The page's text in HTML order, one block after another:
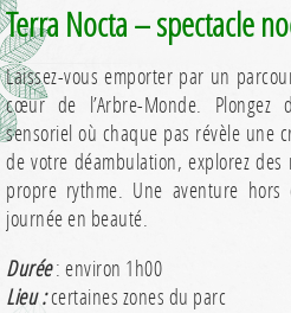
Terra Nocta – spectacle
Laissez-vous emporter par un
cœur de l’Arbre-Monde.
sensoriel où chaque pas révèle une
de votre déambulation, explorez
propre rythme. Une aventure
journée en beauté.
Durée: environ 1h00
Lieu :certaines zones du parc